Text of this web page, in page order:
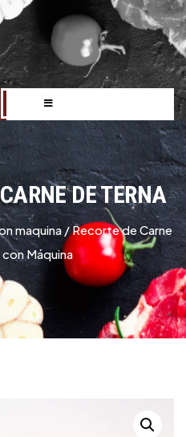
DE TERNA
maquina / Recorte de Carne
Máquina